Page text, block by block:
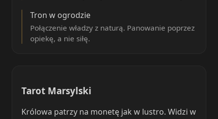
Tron w ogrodzie
Połączenie władzy z naturą. Panowanie poprzez
opiekę, a nie siłę.
Tarot Marsylski
Królowa patrzy na monetę jak w lustro. Widzi w